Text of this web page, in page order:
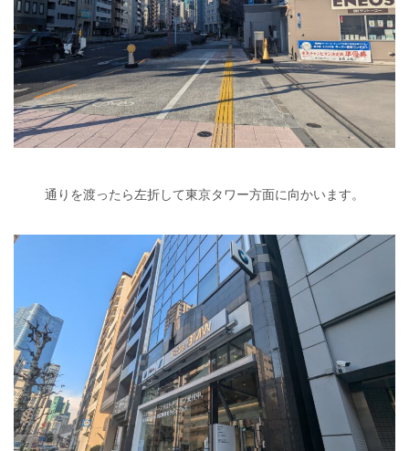
通りを渡ったら左折して東京タワー方面に向かいます。